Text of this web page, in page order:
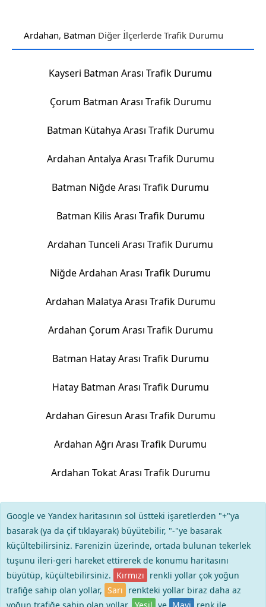
Ardahan, Batman Diğer İlçerlerde Trafik Durumu
Kayseri Batman Arası Trafik Durumu
Çorum Batman Arası Trafik Durumu
Batman Kütahya Arası Trafik Durumu
Ardahan Antalya Arası Trafik Durumu
Batman Niğde Arası Trafik Durumu
Batman Kilis Arası Trafik Durumu
Ardahan Tunceli Arası Trafik Durumu
Niğde Ardahan Arası Trafik Durumu
Ardahan Malatya Arası Trafik Durumu
Ardahan Çorum Arası Trafik Durumu
Batman Hatay Arası Trafik Durumu
Hatay Batman Arası Trafik Durumu
Ardahan Giresun Arası Trafik Durumu
Ardahan Ağrı Arası Trafik Durumu
Ardahan Tokat Arası Trafik Durumu
Google ve Yandex haritasının sol üstteki işaretlerden "+"ya
basarak (ya da çif tıklayarak) büyütebilir, "-"ye basarak
küçültebilirsiniz. Farenizin üzerinde, ortada bulunan tekerlek
tuşunu ileri-geri hareket ettirerek de konumu haritasını
büyütüp, küçültebilirsiniz. Kırmızı renkli yollar çok yoğun
trafiğe sahip olan yollar, Sarı renkteki yollar biraz daha az